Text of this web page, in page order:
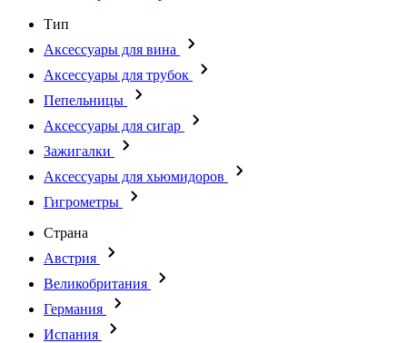
Тип
Аксессуары для вина
Аксессуары для трубок
Пепельницы
Аксессуары для сигар
Зажигалки
Аксессуары для хьюмидоров
Гигрометры
Страна
Австрия
Великобритания
Германия
Испания